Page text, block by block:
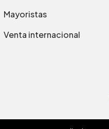
Mayoristas
Venta internacional